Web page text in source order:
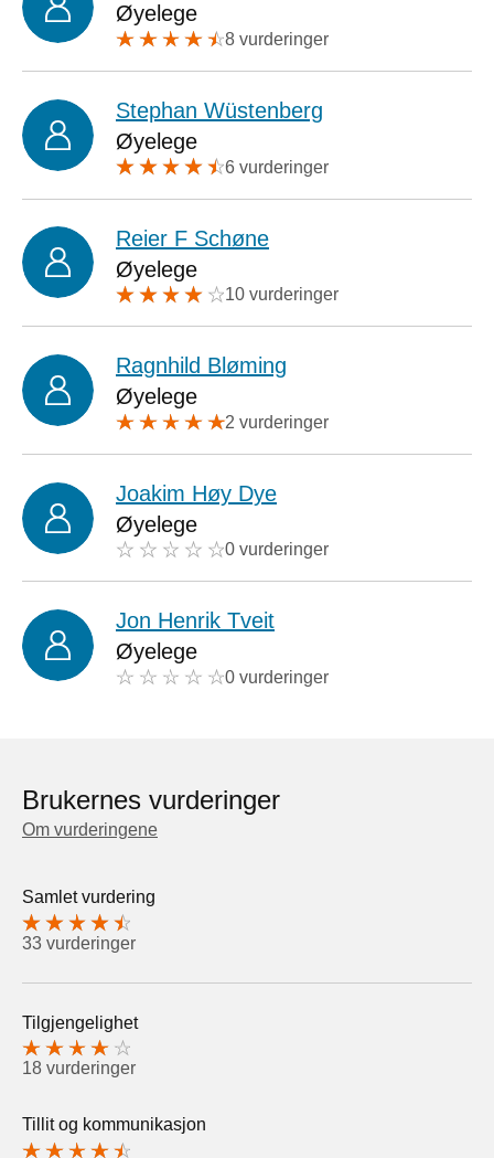
Øyelege
8 vurderinger
Stephan Wüstenberg
Øyelege
6 vurderinger
Reier F Schøne
Øyelege
10 vurderinger
Ragnhild Bløming
Øyelege
2 vurderinger
Joakim Høy Dye
Øyelege
0 vurderinger
Jon Henrik Tveit
Øyelege
0 vurderinger
Brukernes vurderinger
Om vurderingene
Samlet vurdering
33 vurderinger
Tilgjengelighet
18 vurderinger
Tillit og kommunikasjon